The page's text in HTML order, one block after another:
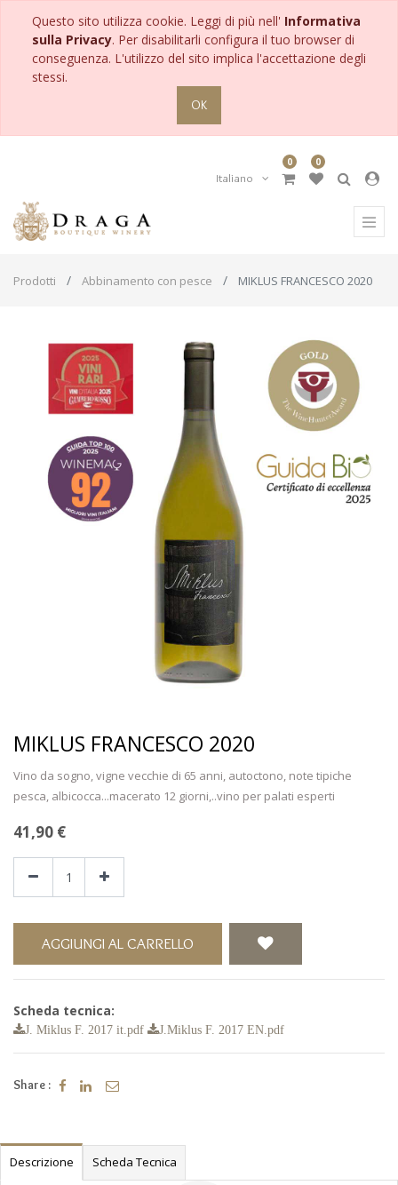
Questo sito utilizza cookie. Leggi di più nell' Informativa
sulla Privacy. Per disabilitarli configura il tuo browser di
conseguenza. L'utilizzo del sito implica l'accettazione degli
stessi.
OK
Italiano
0 0
Prodotti Abbinamento con pesce MIKLUS FRANCESCO 2020
MIKLUS FRANCESCO 2020
Vino da sogno, vigne vecchie di 65 anni, autoctono, note tipiche
pesca, albicocca...macerato 12 giorni,..vino per palati esperti
41,90 €
AGGIUNGI AL CARRELLO
Scheda tecnica:
J. Miklus F. 2017 it.pdf J.Miklus F. 2017 EN.pdf
Share :
Descrizione Scheda Tecnica